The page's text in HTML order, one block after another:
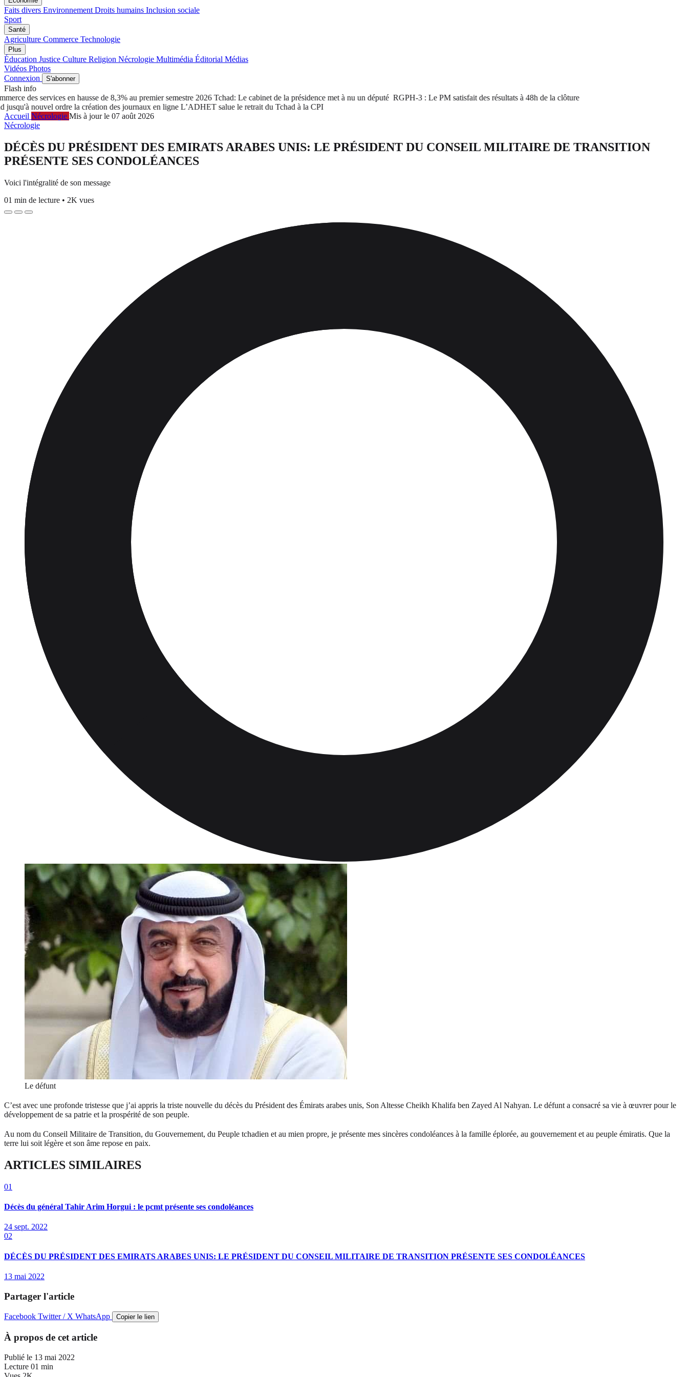
Faits divers Environnement Droits humains Inclusion sociale
Sport
Santé
Agriculture Commerce Technologie
Plus
Éducation Justice Culture Religion Nécrologie Multimédia Éditorial Médias
Vidéos Photos
Connexion
S'abonner
Flash info
des services en hausse de 8,3% au premier semestre 2026Tchad: Le cabinet de la présidence met à nu un députéRGPH-3 : Le PM satisfait des résultats à 48h de la clôture
nouvel ordre la création des journaux en ligneL’ADHET salue le retrait du Tchad à la CPI
Accueil Nécrologie Mis à jour le 07 août 2026
Nécrologie
DÉCÈS DU PRÉSIDENT DES EMIRATS ARABES UNIS: LE PRÉSIDENT DU CONSEIL MILITAIRE DE TRANSITION
PRÉSENTE SES CONDOLÉANCES
Voici l'intégralité de son message
01 min de lecture • 2K vues
Le défunt
C’est avec une profonde tristesse que j’ai appris la triste nouvelle du décès du Président des Émirats arabes unis, Son Altesse Cheikh Khalifa ben Zayed Al Nahyan. Le défunt a consacré sa vie à œuvrer pour le
développement de sa patrie et la prospérité de son peuple.
Au nom du Conseil Militaire de Transition, du Gouvernement, du Peuple tchadien et au mien propre, je présente mes sincères condoléances à la famille éplorée, au gouvernement et au peuple émiratis. Que la
terre lui soit légère et son âme repose en paix.
ARTICLES SIMILAIRES
01
Décès du général Tahir Arim Horgui : le pcmt présente ses condoléances
24 sept. 2022
02
DÉCÈS DU PRÉSIDENT DES EMIRATS ARABES UNIS: LE PRÉSIDENT DU CONSEIL MILITAIRE DE TRANSITION PRÉSENTE SES CONDOLÉANCES
13 mai 2022
Partager l'article
Facebook Twitter / X WhatsApp Copier le lien
À propos de cet article
Publié le 13 mai 2022
Lecture 01 min